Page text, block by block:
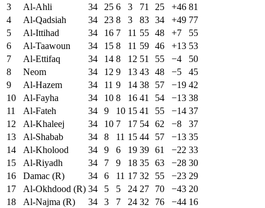
3
Al-Ahli 34 25 6 3 71 25 +46 81
4
Al-Qadsiah 34 23 8 3 83 34 +49 77
5
Al-Ittihad 34 16 7 11 55 48 +7
55
6
Al-Taawoun 34 15 8 11 59 46 +13 53
7
Al-Ettifaq 34 14 8 12 51 55 −4
50
8
Neom 34 12 9 13 43 48 −5
45
9
Al-Hazem 34 11 9 14 38 57 −19 42
10
Al-Fayha 34 10 8 16 41 54 −13 38
11
Al-Fateh 34 9 10 15 41 55 −14 37
12
Al-Khaleej 34 10 7 17 54 62 −8
37
13
Al-Shabab 34 8 11 15 44 57 −13 35
14
Al-Kholood 34 9 6 19 39 61 −22 33
15
Al-Riyadh 34 7 9 18 35 63 −28 30
16
Damac (R) 34 6 11 17 32 55 −23 29
17
Al-Okhdood (R) 34 5 5 24 27 70 −43 20
18
Al-Najma (R) 34 3 7 24 32 76 −44 16